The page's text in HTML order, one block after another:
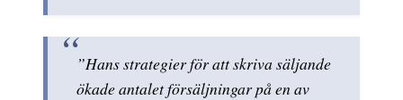
”Hans strategier för att skriva säljande
ökade antalet försäljningar på en av